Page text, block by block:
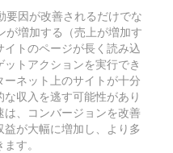
因が改善されるだけでな
が増加する（売上が増加す
トのページが長く読み込
トアクションを実行でき
ネット上のサイトが十分
収入を逃す可能性があり
は、コンバージョンを改善
が大幅に増加し、より多
す。